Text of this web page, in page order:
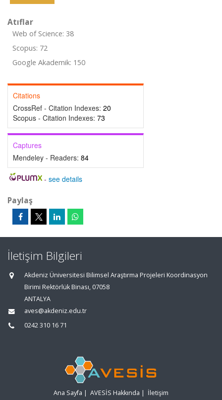
Atıflar
Web of Science: 38
Scopus: 72
Google Akademik: 150
Citations
CrossRef - Citation Indexes: 20
Scopus - Citation Indexes: 73
Captures
Mendeley - Readers: 84
- see details
Paylaş
İletişim Bilgileri
Akdeniz Üniversitesi Bilimsel Araştırma Projeleri Koordinasyon
Birimi Rektörlük Binası, 07058
ANTALYA
aves@akdeniz.edu.tr
0242 310 16 71
Ana Sayfa | AVESİS Hakkında | İletişim